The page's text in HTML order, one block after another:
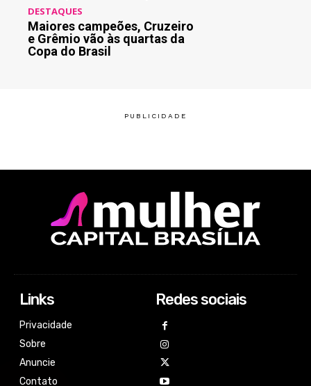
DESTAQUES
Maiores campeões, Cruzeiro
e Grêmio vão às quartas da
Copa do Brasil
Links
Privacidade
Sobre
Anuncie
Contato
Redes sociais